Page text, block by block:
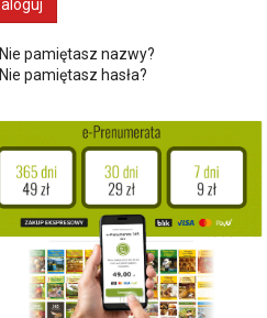
Nie pamiętasz nazwy?
Nie pamiętasz hasła?